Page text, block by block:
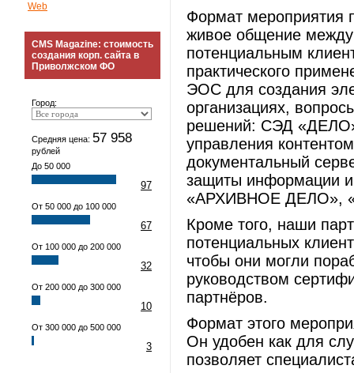
Web
CMS Magazine: стоимость
создания корп. сайта в
Приволжском ФО
Город:
Средняя цена: 57 958
рублей
До 50 000
97
От 50 000 до 100 000
67
От 100 000 до 200 000
32
От 200 000 до 300 000
10
От 300 000 до 500 000
3
Формат мероприятия
живое общение
потенциальным
практического
ЭОС для создания
организациях,
решений: СЭД
управления
документальный
защиты информации
«АРХИВНОЕ ДЕЛО»,
Кроме того, наши
потенциальных
чтобы они могли
руководством
партнёров.
Формат этого
Он удобен как для
позволяет